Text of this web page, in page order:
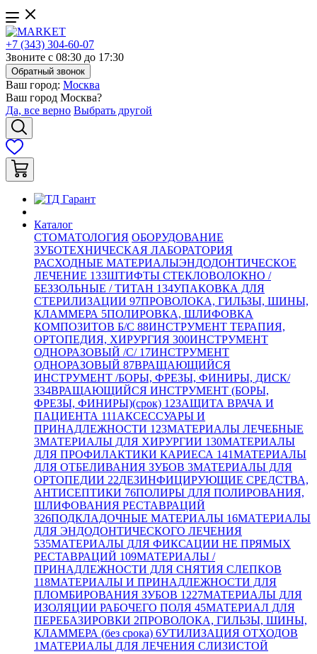
+7 (343) 304-60-07
Звоните с 08:30 до 17:30
Обратный звонок
Ваш город: Москва
Ваш город Москва?
Да, все верно Выбрать другой
Каталог
СТОМАТОЛОГИЯ ОБОРУДОВАНИЕ
ЗУБОТЕХНИЧЕСКАЯ ЛАБОРАТОРИЯ
РАСХОДНЫЕ МАТЕРИАЛЫЭНДОДОНТИЧЕСКОЕ
ЛЕЧЕНИЕ 133ШТИФТЫ СТЕКЛОВОЛОКНО /
БЕЗЗОЛЬНЫЕ / ТИТАН 134УПАКОВКА ДЛЯ
СТЕРИЛИЗАЦИИ 97ПРОВОЛОКА, ГИЛЬЗЫ, ШИНЫ,
КЛАММЕРА 5ПОЛИРОВКА, ШЛИФОВКА
КОМПОЗИТОВ Б/С 88ИНСТРУМЕНТ ТЕРАПИЯ,
ОРТОПЕДИЯ, ХИРУРГИЯ 300ИНСТРУМЕНТ
ОДНОРАЗОВЫЙ /С/17ИНСТРУМЕНТ
ОДНОРАЗОВЫЙ 87ВРАЩАЮЩИЙСЯ
ИНСТРУМЕНТ /БОРЫ, ФРЕЗЫ, ФИНИРЫ, ДИСК/
334ВРАЩАЮЩИЙСЯ ИНСТРУМЕНТ (БОРЫ,
ФРЕЗЫ, ФИНИРЫ)(срок) 12ЗАЩИТА ВРАЧА И
ПАЦИЕНТА 111 АКСЕССУАРЫ И
ПРИНАДЛЕЖНОСТИ 123МАТЕРИАЛЫ ЛЕЧЕБНЫЕ
3МАТЕРИАЛЫ ДЛЯ ХИРУРГИИ 130МАТЕРИАЛЫ
ДЛЯ ПРОФИЛАКТИКИ КАРИЕСА 141МАТЕРИАЛЫ
ДЛЯ ОТБЕЛИВАНИЯ ЗУБОВ 3МАТЕРИАЛЫ ДЛЯ
ОРТОПЕДИИ 22ДЕЗИНФИЦИРУЮЩИЕ СРЕДСТВА,
АНТИСЕПТИКИ 76ПОЛИРЫ ДЛЯ ПОЛИРОВАНИЯ,
ШЛИФОВАНИЯ РЕСТАВРАЦИЙ
326ПОДКЛАДОЧНЫЕ МАТЕРИАЛЫ 16МАТЕРИАЛЫ
ДЛЯ ЭНДОДОНТИЧЕСКОГО ЛЕЧЕНИЯ
535МАТЕРИАЛЫ ДЛЯ ФИКСАЦИИ НЕ ПРЯМЫХ
РЕСТАВРАЦИЙ 109МАТЕРИАЛЫ /
ПРИНАДЛЕЖНОСТИ ДЛЯ СНЯТИЯ СЛЕПКОВ
118МАТЕРИАЛЫ И ПРИНАДЛЕЖНОСТИ ДЛЯ
ПЛОМБИРОВАНИЯ ЗУБОВ 1227МАТЕРИАЛЫ ДЛЯ
ИЗОЛЯЦИИ РАБОЧЕГО ПОЛЯ 45МАТЕРИАЛ ДЛЯ
ПЕРЕБАЗИРОВКИ 2ПРОВОЛОКА, ГИЛЬЗЫ, ШИНЫ,
КЛАММЕРА (без срока) 6УТИЛИЗАЦИЯ ОТХОДОВ
1МАТЕРИАЛЫ ДЛЯ ЛЕЧЕНИЯ СЛИЗИСТОЙ